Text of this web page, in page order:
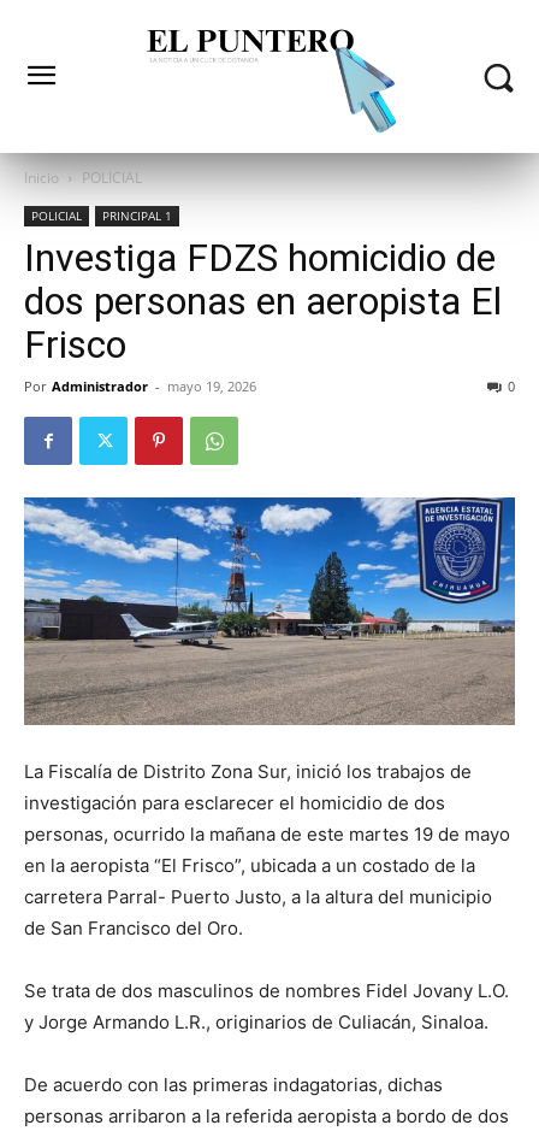
Inicio POLICIAL
POLICIAL PRINCIPAL 1
Investiga FDZS homicidio de
dos personas en aeropista El
Frisco
Por Administrador - mayo 19, 2026 0
La Fiscalía de Distrito Zona Sur, inició los trabajos de
investigación para esclarecer el homicidio de dos
personas, ocurrido la mañana de este martes 19 de mayo
en la aeropista “El Frisco”, ubicada a un costado de la
carretera Parral- Puerto Justo, a la altura del municipio
de San Francisco del Oro.
Se trata de dos masculinos de nombres Fidel Jovany L.O.
y Jorge Armando L.R., originarios de Culiacán, Sinaloa.
De acuerdo con las primeras indagatorias, dichas
personas arribaron a la referida aeropista a bordo de dos